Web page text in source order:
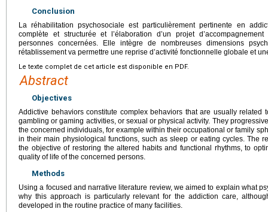
Conclusion
La réhabilitation psychosociale est particulièrement pertinente en
complète et structurée et l’élaboration d’un projet
personnes concernées. Elle intègre de nombreuses dimensions
rétablissement va permettre une reprise d’activité fonctionnelle globale et
Le texte complet de cet article est disponible en PDF.
Abstract
Objectives
Addictive behaviors constitute complex behaviors that are usually related
gambling or gaming activities, or sexual or physical activity. They
the concerned individuals, for example within their occupational or family
in their main physiological functions, such as sleep or eating cycles. The
the objective of restoring the altered habits and functional rhythms, to
quality of life of the concerned persons.
Methods
Using a focused and narrative literature review, we aimed to explain what
why this approach is particularly relevant for the addiction care,
developed in the routine practice of many facilities.